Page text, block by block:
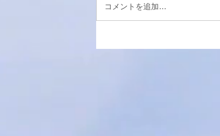
コメントを追加…